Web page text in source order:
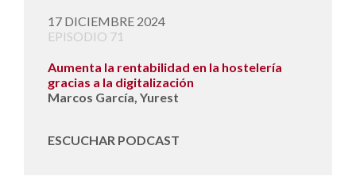
17 DICIEMBRE 2024
EPISODIO 71
Aumenta la rentabilidad en la hostelería
gracias a la digitalización
Marcos García, Yurest
ESCUCHAR PODCAST